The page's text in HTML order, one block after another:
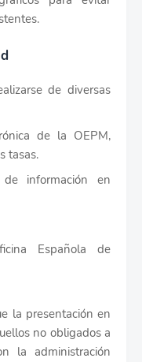
de diversas
de la OEPM,
tasas.
información en
Española de
la presentación en
no obligados a
la administración